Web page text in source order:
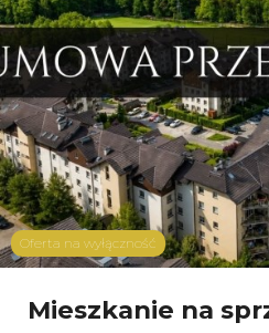
Oferta na wyłączność
Mieszkanie na